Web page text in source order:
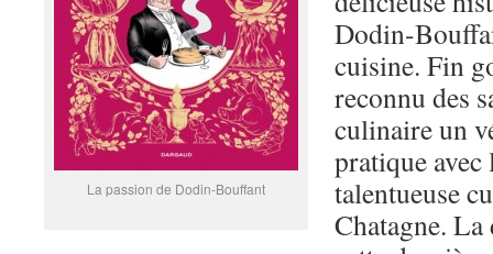
La passion de Dodin-Bouffant
Dodin-
cuisine. Fin
reconnu des
culinaire un
pratique
talentueuse
Chatagne.